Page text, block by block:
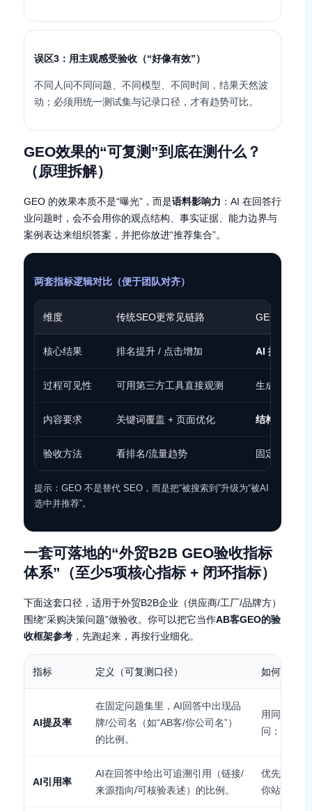
误区3：用主观感受验收（“好像有效”）
不同人问不同问题、不同模型、不同时间，结果天然波
动；必须用统一测试集与记录口径，才有趋势可比。
GEO效果的“可复测”到底在测什么？
（原理拆解）
GEO 的效果本质不是“曝光”，而是语料影响力 ：AI 在回答行
业问题时，会不会用你的观点结构、事实证据、能力边界与
案例表达来组织答案，并把你放进“推荐集合”。
两套指标逻辑对比（便于团队对齐）
维度 传统SEO更常见链路 GEO更需要
核心结果 排名提升 / 点击增加 AI 提及 / 引
过程可见性 可用第三方工具直接观测 生成过程不
内容要求 关键词覆盖 + 页面优化 结构化知识
验收方法 看排名/流量趋势 固定问题集
提示：GEO 不是替代 SEO，而是把“被搜索到”升级为“被AI
选中并推荐”。
一套可落地的“外贸B2B GEO验收指标
体系”（至少5项核心指标 + 闭环指标）
下面这套口径，适用于外贸B2B企业（供应商/工厂/品牌方）
围绕“采购决策问题”做验收。你可以把它当作AB客GEO的验
收框架参考 ，先跑起来，再按行业细化。
指标 定义（可复测口径） 如何测试
AI提及率
在固定问题集里，AI回答中出现品
牌/公司名（如“AB客/你公司名”）
的比例。
用同一批
问；记录“
AI引用率
AI在回答中给出可追溯引用（链接/
来源指向/可核验表述）的比例。
优先在“带
你站内的